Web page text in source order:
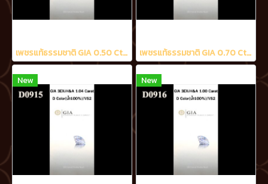
เพชรแท้ธรรมชาติ GIA 0.50 Ct. D/VS2 เพชรแท้ธรรมชาติ GIA 0.70 Ct. D/VS2
New New